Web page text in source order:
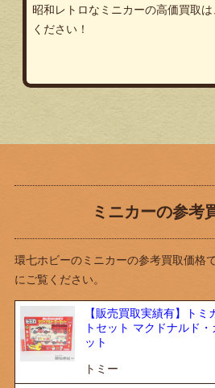
昭和レトロなミニカーの高価買取
ください！
ミニカーの参考
環七ホビーのミニカーの参考買取価格
にご覧ください。
【販売買取実績有】トミ
トセット マクドナルド・
ット
トミー